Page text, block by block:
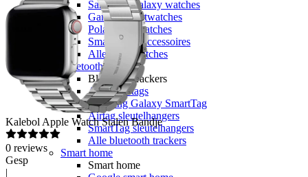
Samsung Galaxy watches
Garmin smartwatches
Polar smartwatches
Smartwatch accessoires
Alle smartwatches
Bluetooth trackers
Bluetooth trackers
Apple Airtags
Samsung Galaxy SmartTag
Airtag sleutelhangers
SmartTag sleutelhangers
Alle bluetooth trackers
Smart home
Smart home
Kalebol Apple Watch Stalen Bandje
0 reviews
Gesp
|